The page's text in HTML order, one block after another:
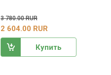
3 780.00 RUR
2 604.00 RUR
Купить